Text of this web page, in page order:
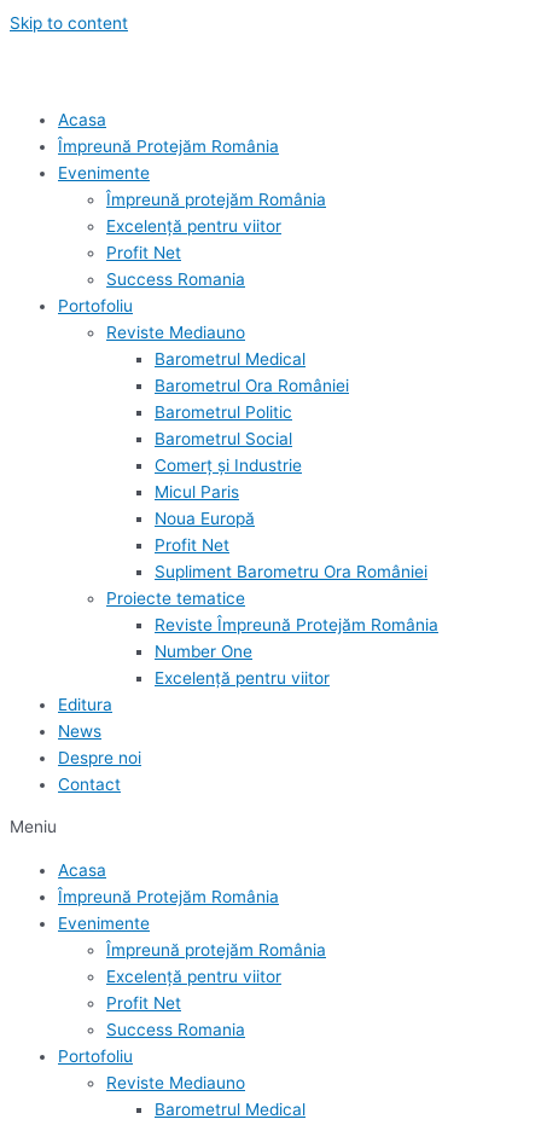
Skip to content
Acasa
Împreună Protejăm România
Evenimente
Împreună protejăm România
Excelență pentru viitor
Profit Net
Success Romania
Portofoliu
Reviste Mediauno
Barometrul Medical
Barometrul Ora României
Barometrul Politic
Barometrul Social
Comerț și Industrie
Micul Paris
Noua Europă
Profit Net
Supliment Barometru Ora României
Proiecte tematice
Reviste Împreună Protejăm România
Number One
Excelență pentru viitor
Editura
News
Despre noi
Contact
Meniu
Acasa
Împreună Protejăm România
Evenimente
Împreună protejăm România
Excelență pentru viitor
Profit Net
Success Romania
Portofoliu
Reviste Mediauno
Barometrul Medical